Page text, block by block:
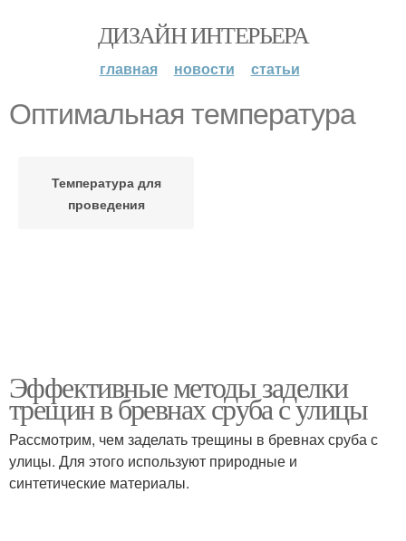
ДИЗАЙН ИНТЕРЬЕРА
главная новости статьи
Оптимальная температура
Температура для
проведения
Эффективные методы заделки
трещин в бревнах сруба с улицы
Рассмотрим, чем заделать трещины в бревнах сруба с
улицы. Для этого используют природные и
синтетические материалы.